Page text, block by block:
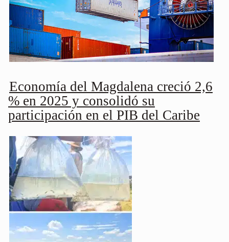
Economía del Magdalena creció 2,6
% en 2025 y consolidó su
participación en el PIB del Caribe